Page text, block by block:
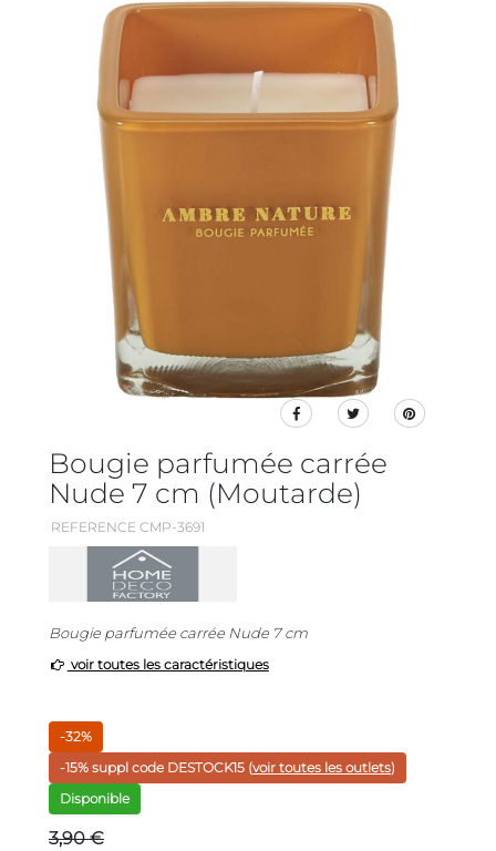
Bougie parfumée carrée
Nude 7 cm (Moutarde)
REFERENCE CMP-3691
Bougie parfumée carrée Nude 7 cm
voir toutes les caractéristiques
-32%
-15% suppl code DESTOCK15 (voir toutes les outlets)
Disponible
3,90 €